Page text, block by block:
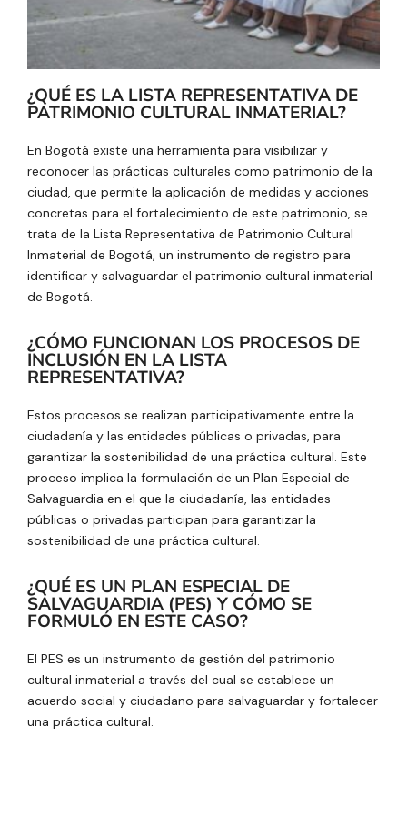
¿QUÉ ES LA LISTA REPRESENTATIVA DE
PATRIMONIO CULTURAL INMATERIAL?
En Bogotá existe una herramienta para visibilizar y
reconocer las prácticas culturales como patrimonio de la
ciudad, que permite la aplicación de medidas y acciones
concretas para el fortalecimiento de este patrimonio, se
trata de la Lista Representativa de Patrimonio Cultural
Inmaterial de Bogotá, un instrumento de registro para
identificar y salvaguardar el patrimonio cultural inmaterial
de Bogotá.
¿CÓMO FUNCIONAN LOS PROCESOS DE
INCLUSIÓN EN LA LISTA
REPRESENTATIVA?
Estos procesos se realizan participativamente entre la
ciudadanía y las entidades públicas o privadas, para
garantizar la sostenibilidad de una práctica cultural. Este
proceso implica la formulación de un Plan Especial de
Salvaguardia en el que la ciudadanía, las entidades
públicas o privadas participan para garantizar la
sostenibilidad de una práctica cultural.
¿QUÉ ES UN PLAN ESPECIAL DE
SALVAGUARDIA (PES) Y CÓMO SE
FORMULÓ EN ESTE CASO?
El PES es un instrumento de gestión del patrimonio
cultural inmaterial a través del cual se establece un
acuerdo social y ciudadano para salvaguardar y fortalecer
una práctica cultural.